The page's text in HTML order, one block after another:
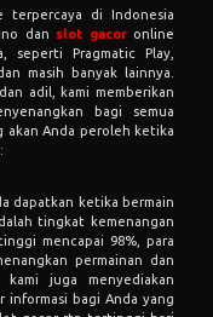
terpercaya di Indonesia
dan slot gacoronline
seperti Pragmatic Play,
masih banyak lainnya.
adil, kami memberikan
bagi semua
akan Anda peroleh ketika
dapatkan ketika bermain
tingkat kemenangan
mencapai 98%, para
permainan dan
juga menyediakan
informasi bagi Anda yang